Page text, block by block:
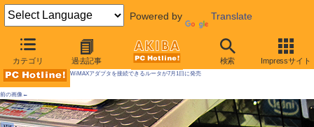
Powered by Translate
カテゴリ 過去記事 検索 Impressサイト
AKIBA PC Hotline! 2009年6月27日号
WiMAXアダプタを接続できるルータが7月1日に発売
前の画像←